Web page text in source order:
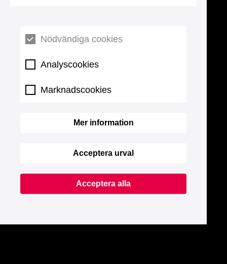
Nödvändiga cookies
Analyscookies
Marknadscookies
Mer information
Acceptera urval
Acceptera alla